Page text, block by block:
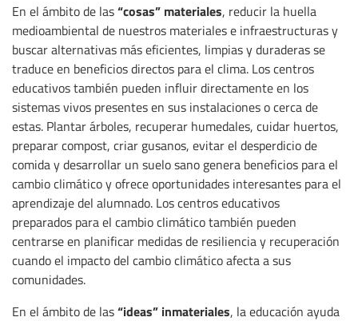
En el ámbito de las“cosas” materiales, reducir la huella
medioambiental de nuestros materiales e infraestructuras y
buscar alternativas más eficientes, limpias y duraderas se
traduce en beneficios directos para el clima. Los centros
educativos también pueden influir directamente en los
sistemas vivos presentes en sus instalaciones o cerca de
estas. Plantar árboles, recuperar humedales, cuidar huertos,
preparar compost, criar gusanos, evitar el desperdicio de
comida y desarrollar un suelo sano genera beneficios para el
cambio climático y ofrece oportunidades interesantes para el
aprendizaje del alumnado. Los centros educativos
preparados para el cambio climático también pueden
centrarse en planificar medidas de resiliencia y recuperación
cuando el impacto del cambio climático afecta a sus
comunidades.
En el ámbito de las“ideas” inmateriales, la educación ayuda